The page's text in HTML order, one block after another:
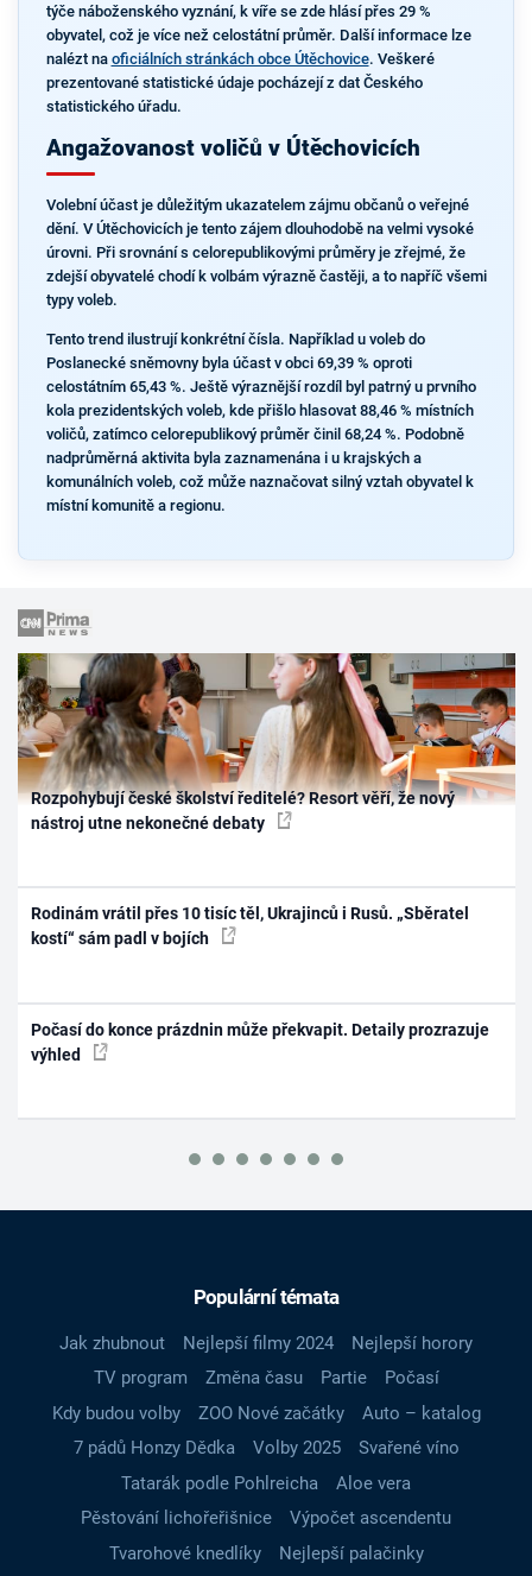
týče náboženského vyznání, k víře se zde hlásí přes 29 %
obyvatel, což je více než celostátní průměr. Další informace lze
nalézt na oficiálních stránkách obce Útěchovice. Veškeré
prezentované statistické údaje pocházejí z dat Českého
statistického úřadu.
Angažovanost voličů v Útěchovicích
Volební účast je důležitým ukazatelem zájmu občanů o veřejné
dění. V Útěchovicích je tento zájem dlouhodobě na velmi vysoké
úrovni. Při srovnání s celorepublikovými průměry je zřejmé, že
zdejší obyvatelé chodí k volbám výrazně častěji, a to napříč všemi
typy voleb.
Tento trend ilustrují konkrétní čísla. Například u voleb do
Poslanecké sněmovny byla účast v obci 69,39 % oproti
celostátním 65,43 %. Ještě výraznější rozdíl byl patrný u prvního
kola prezidentských voleb, kde přišlo hlasovat 88,46 % místních
voličů, zatímco celorepublikový průměr činil 68,24 %. Podobně
nadprůměrná aktivita byla zaznamenána i u krajských a
komunálních voleb, což může naznačovat silný vztah obyvatel k
místní komunitě a regionu.
Rozpohybují české školství ředitelé? Resort věří, že nový
nástroj utne nekonečné debaty
Rodinám vrátil přes 10 tisíc těl, Ukrajinců i Rusů. „Sběratel
kostí“ sám padl v bojích
Počasí do konce prázdnin může překvapit. Detaily prozrazuje
výhled
Populární témata
Jak zhubnout Nejlepší filmy 2024
Nejlepší horory
TV program
Změna času Partie
Počasí
Kdy budou volby
ZOO Nové začátky
Auto – katalog
7 pádů Honzy Dědka
Volby 2025
Svařené víno
Tatarák podle Pohlreicha
Aloe vera
Pěstování lichořeřišnice
Výpočet ascendentu
Tvarohové knedlíky
Nejlepší palačinky